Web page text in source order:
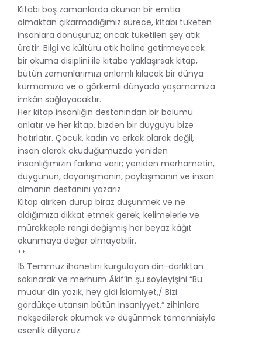
Kitabı boş zamanlarda okunan bir emtia
olmaktan çıkarmadığımız sürece, kitabı tüketen
insanlara dönüşürüz; ancak tüketilen şey atık
üretir. Bilgi ve kültürü atık haline getirmeyecek
bir okuma disiplini ile kitaba yaklaşırsak kitap,
bütün zamanlarımızı anlamlı kılacak bir dünya
kurmamıza ve o görkemli dünyada yaşamamıza
imkân sağlayacaktır.
Her kitap insanlığın destanından bir bölümü
anlatır ve her kitap, bizden bir duyguyu bize
hatırlatır. Çocuk, kadın ve erkek olarak değil,
insan olarak okuduğumuzda yeniden
insanlığımızın farkına varır; yeniden merhametin,
duygunun, dayanışmanın, paylaşmanın ve insan
olmanın destanını yazarız.
Kitap alırken durup biraz düşünmek ve ne
aldığımıza dikkat etmek gerek; kelimelerle ve
mürekkeple rengi değişmiş her beyaz kâğıt
okunmaya değer olmayabilir.
**
15 Temmuz ihanetini kurgulayan din-darlıktan
sakınarak ve merhum Âkif’in şu söyleyişini “Bu
mudur din yazık, hey gidi İslamiyet,/ Bizi
gördükçe utansın bütün insaniyyet,” zihinlere
nakşedilerek okumak ve düşünmek temennisiyle
esenlik diliyoruz.